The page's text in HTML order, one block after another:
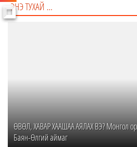
ЭНЭ ТУХАЙ ...
ӨВӨЛ, ХАВАР ХААШАА АЯЛАХ ВЭ? Монгол
Баян-Өлгий аймаг